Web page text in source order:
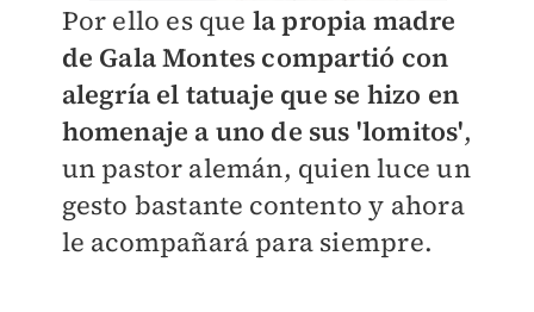
Por ello es que la propia madre
de Gala Montes compartió con
alegría el tatuaje que se hizo en
homenaje a uno de sus 'lomitos',
un pastor alemán, quien luce un
gesto bastante contento y ahora
le acompañará para siempre.